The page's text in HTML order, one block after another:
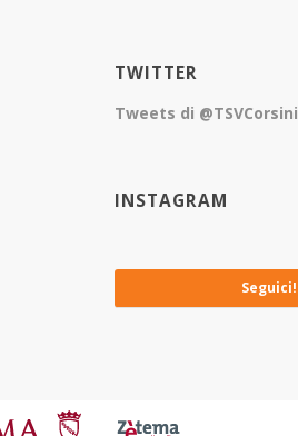
TWITTER
Tweets di @TSVCorsini
INSTAGRAM
Seguici!